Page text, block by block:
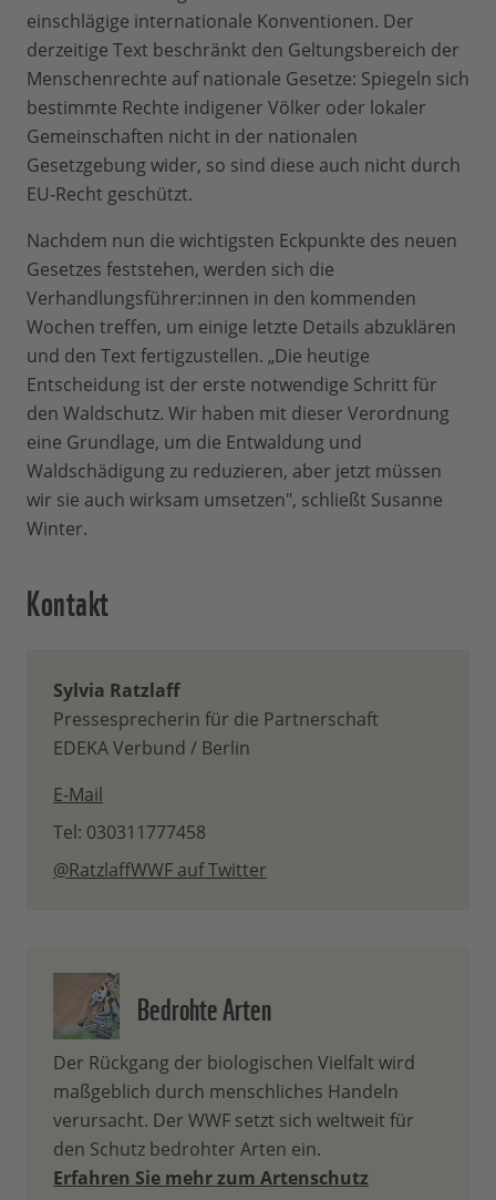
einschlägige internationale Konventionen. Der
derzeitige Text beschränkt den Geltungsbereich der
Menschenrechte auf nationale Gesetze: Spiegeln sich
bestimmte Rechte indigener Völker oder lokaler
Gemeinschaften nicht in der nationalen
Gesetzgebung wider, so sind diese auch nicht durch
EU-Recht geschützt.
Nachdem nun die wichtigsten Eckpunkte des neuen
Gesetzes feststehen, werden sich die
Verhandlungsführer:innen in den kommenden
Wochen treffen, um einige letzte Details abzuklären
und den Text fertigzustellen. „Die heutige
Entscheidung ist der erste notwendige Schritt für
den Waldschutz. Wir haben mit dieser Verordnung
eine Grundlage, um die Entwaldung und
Waldschädigung zu reduzieren, aber jetzt müssen
wir sie auch wirksam umsetzen", schließt Susanne
Winter.
Kontakt
Sylvia Ratzlaff
Pressesprecherin für die Partnerschaft
EDEKA Verbund / Berlin
E-Mail
Tel: 030311777458
@RatzlaffWWF auf Twitter
Bedrohte Arten
Der Rückgang der biologischen Vielfalt wird
maßgeblich durch menschliches Handeln
verursacht. Der WWF setzt sich weltweit für
den Schutz bedrohter Arten ein.
Erfahren Sie mehr zum Artenschutz